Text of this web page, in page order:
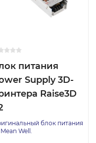
питания
Supply 3D-
Raise3D
блок питания
Well.